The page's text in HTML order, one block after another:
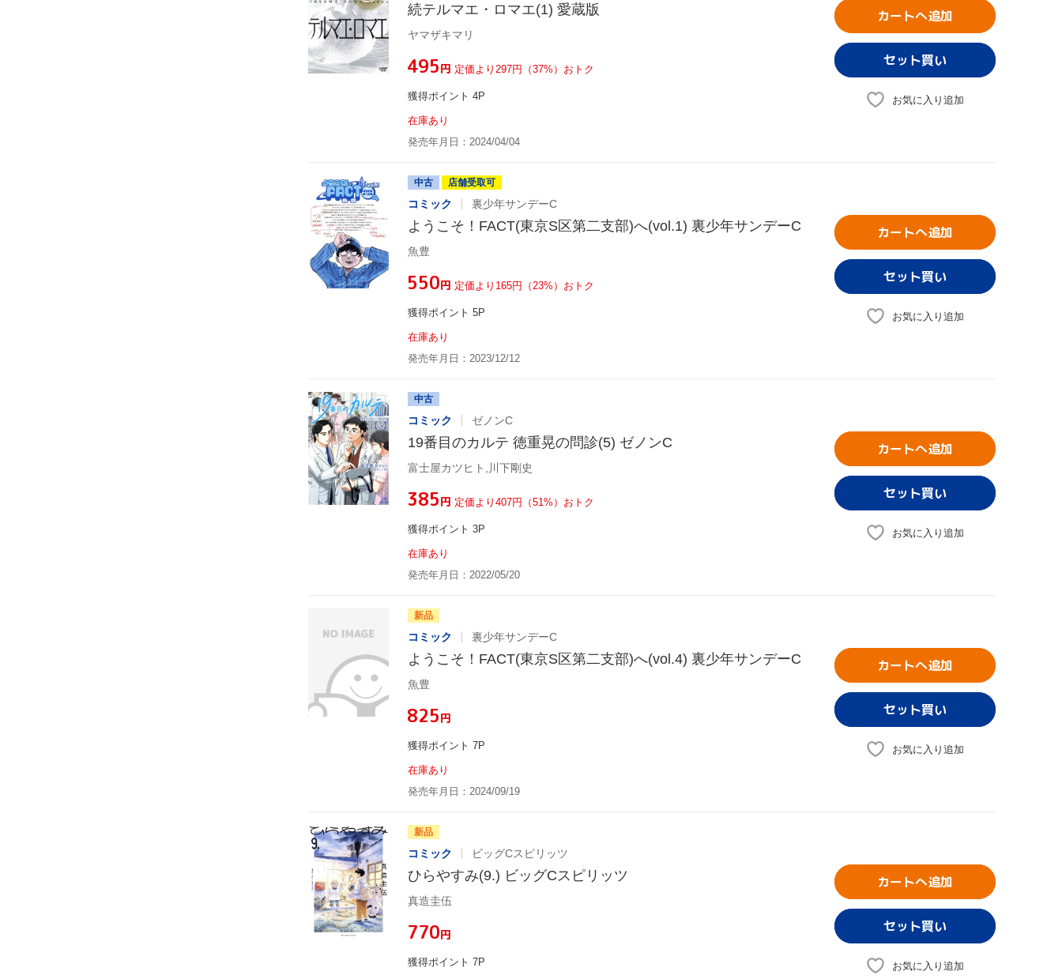
続テルマエ・ロマエ(1) 愛蔵版
ヤマザキマリ
¥495円 定価より297円（37%）おトク
獲得ポイント 4P
在庫あり
発売年月日：2024/04/04
カートへ追加
お気に入り追加
中古 店舗受取可
コミック 裏少年サンデーC
ようこそ！FACT(東京S区第二支部)へ(vol.1) 裏少年サンデーC
魚豊
¥550円 定価より165円（23%）おトク
獲得ポイント 5P
在庫あり
発売年月日：2023/12/12
カートへ追加
お気に入り追加
中古
コミック ゼノンC
19番目のカルテ 徳重晃の問診(5) ゼノンC
富士屋カツヒト,川下剛史
¥385円 定価より407円（51%）おトク
獲得ポイント 3P
在庫あり
発売年月日：2022/05/20
カートへ追加
お気に入り追加
新品
コミック 裏少年サンデーC
ようこそ！FACT(東京S区第二支部)へ(vol.4) 裏少年サンデーC
魚豊
¥825円
獲得ポイント 7P
在庫あり
発売年月日：2024/09/19
カートへ追加
お気に入り追加
新品
コミック ビッグCスピリッツ
ひらやすみ(9.) ビッグCスピリッツ
真造圭伍
¥770円
獲得ポイント 7P
カートへ追加
お気に入り追加